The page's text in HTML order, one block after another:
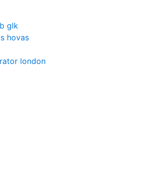
glk
hovas
london